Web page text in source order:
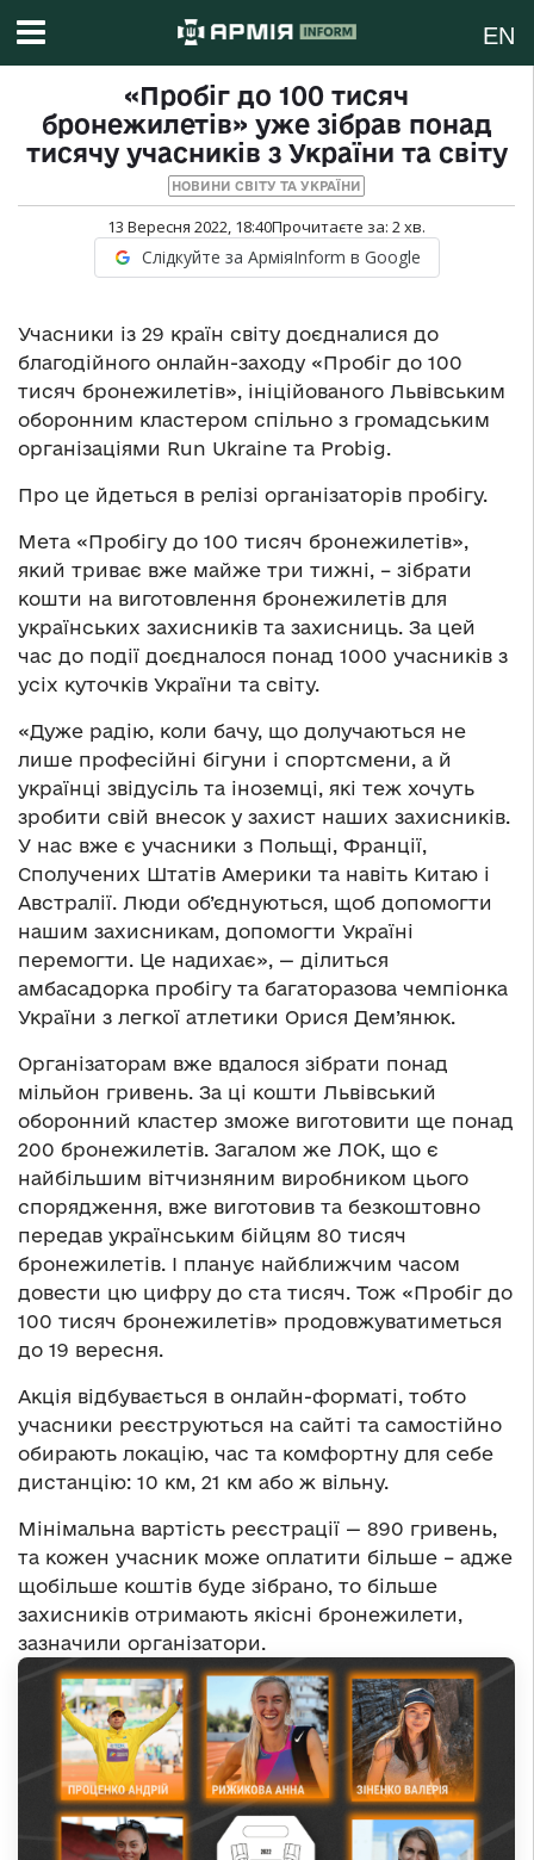
EN
«Пробіг до 100 тисяч
бронежилетів» уже зібрав понад
тисячу учасників з України та світу
НОВИНИ СВІТУ ТА УКРАЇНИ
13 Вересня 2022, 18:40Прочитаєте за: 2хв.
Слідкуйте за АрміяInform в Google
Учасники із 29 країн світу доєдналися до
благодійного онлайн-заходу «Пробіг до 100
тисяч бронежилетів», ініційованого Львівським
оборонним кластером спільно з громадським
організаціями Run Ukraine та Probig.
Про це йдеться в релізі організаторів пробігу.
Мета «Пробігу до 100 тисяч бронежилетів»,
який триває вже майже три тижні, – зібрати
кошти на виготовлення бронежилетів для
українських захисників та захисниць. За цей
час до події доєдналося понад 1000 учасників з
усіх куточків України та світу.
«Дуже радію, коли бачу, що долучаються не
лише професійні бігуни і спортсмени, а й
українці звідусіль та іноземці, які теж хочуть
зробити свій внесок у захист наших захисників.
У нас вже є учасники з Польщі, Франції,
Сполучених Штатів Америки та навіть Китаю і
Австралії. Люди об’єднуються, щоб допомогти
нашим захисникам, допомогти Україні
перемогти. Це надихає», — ділиться
амбасадорка пробігу та багаторазова чемпіонка
України з легкої атлетики Орися Дем’янюк.
Організаторам вже вдалося зібрати понад
мільйон гривень. За ці кошти Львівський
оборонний кластер зможе виготовити ще понад
200 бронежилетів. Загалом же ЛОК, що є
найбільшим вітчизняним виробником цього
спорядження, вже виготовив та безкоштовно
передав українським бійцям 80 тисяч
бронежилетів. І планує найближчим часом
довести цю цифру до ста тисяч. Тож «Пробіг до
100 тисяч бронежилетів» продовжуватиметься
до 19 вересня.
Акція відбувається в онлайн-форматі, тобто
учасники реєструються на сайті та самостійно
обирають локацію, час та комфортну для себе
дистанцію: 10 км, 21 км або ж вільну.
Мінімальна вартість реєстрації — 890 гривень,
та кожен учасник може оплатити більше – адже
щобільше коштів буде зібрано, то більше
захисників отримають якісні бронежилети,
зазначили організатори.